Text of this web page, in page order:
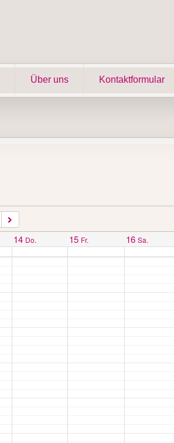
Über uns Kontaktformular
14 Do. 15 Fr. 16 Sa.